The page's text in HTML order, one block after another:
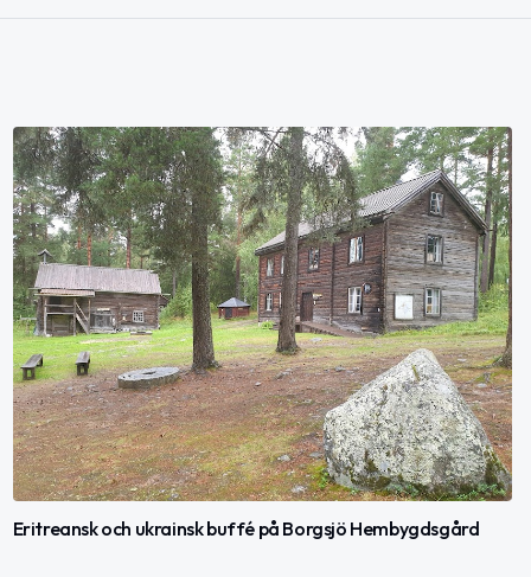
Eritreansk och ukrainsk buffé på Borgsjö Hembygdsgård